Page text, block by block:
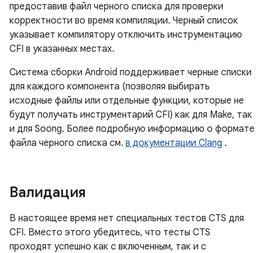
предоставив файл черного списка для проверки
корректности во время компиляции. Черный список
указывает компилятору отключить инструментацию
CFI в указанных местах.
Система сборки Android поддерживает черные списки
для каждого компонента (позволяя выбирать
исходные файлы или отдельные функции, которые не
будут получать инструментарий CFI) как для Make, так
и для Soong. Более подробную информацию о формате
файла черного списка см. в документации Clang .
Валидация
В настоящее время нет специальных тестов CTS для
CFI. Вместо этого убедитесь, что тесты CTS
проходят успешно как с включенным, так и с